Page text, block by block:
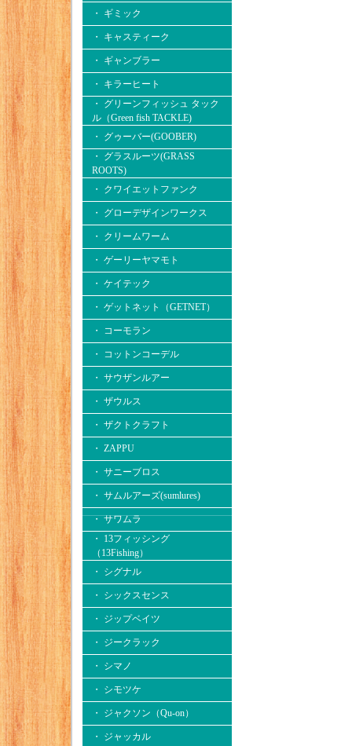
・ ギミック
・ キャスティーク
・ ギャンブラー
・ キラーヒート
・ グリーンフィッシュ タック
ル（Green fish TACKLE)
・ グゥーバー(GOOBER)
・ グラスルーツ(GRASS
ROOTS)
・ クワイエットファンク
・ グローデザインワークス
・ クリームワーム
・ ゲーリーヤマモト
・ ケイテック
・ ゲットネット（GETNET）
・ コーモラン
・ コットンコーデル
・ サウザンルアー
・ ザウルス
・ ザクトクラフト
・ ZAPPU
・ サニーブロス
・ サムルアーズ(sumlures)
・ サワムラ
・ 13フィッシング
（13Fishing）
・ シグナル
・ シックスセンス
・ ジップベイツ
・ ジークラック
・ シマノ
・ シモツケ
・ ジャクソン（Qu-on）
・ ジャッカル